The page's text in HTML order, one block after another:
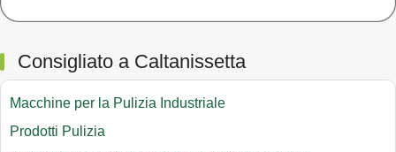
Consigliato a Caltanissetta
Macchine per la Pulizia Industriale
Prodotti Pulizia